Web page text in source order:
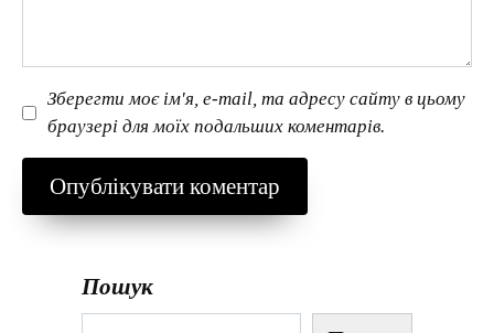
Зберегти моє ім'я, e-mail, та адресу сайту в цьому
браузері для моїх подальших коментарів.
Пошук